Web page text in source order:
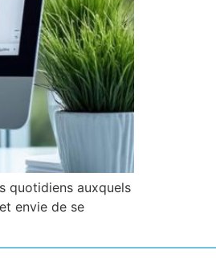
quotidiens auxquels
envie de se